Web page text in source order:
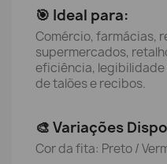
🎯 Ideal para:
Comércio, farmácias,
supermercados,
eficiência,
de talões e recibos.
🎨 Variações
Cor da fita: Preto /